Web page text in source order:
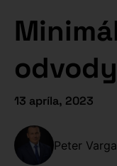
13 apríla, 2023
Peter Varga